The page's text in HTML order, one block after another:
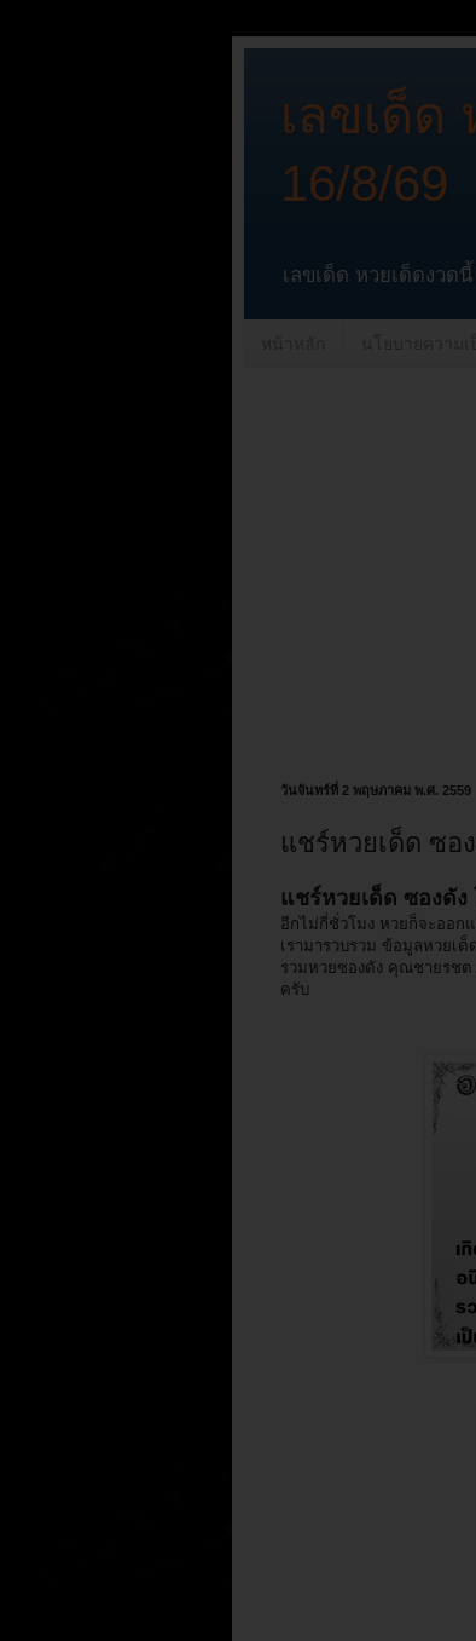
เลขเด็ด
16/8/69
เลขเด็ด หวยเด็ดงวด
วันจันทร์ที่ 2 พฤษภาคม พ.ศ. 2559
แชร์หวยเด็ด ซอ
แชร์หวยเด็ด ซองดัง
อีกไม่กี่ชั่วโมง หวยก็จะออก
เรามารวบรวม ข้อมูลหวยเ
รวมหวยซองดัง คุณชายรชต
ครับ